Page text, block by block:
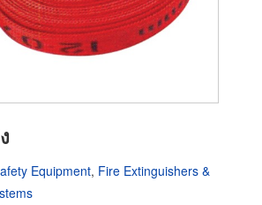
Equipment, Fire Extinguishers &